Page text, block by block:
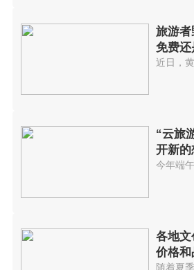
旅游
免费还
“云旅
开新的
各地文
价格和